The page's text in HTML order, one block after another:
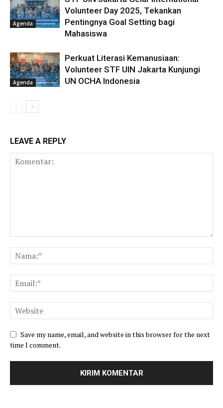
Agenda
Volunteer Day 2025, Tekankan
Pentingnya Goal Setting bagi
Mahasiswa
Agenda
Perkuat Literasi Kemanusiaan:
Volunteer STF UIN Jakarta Kunjungi
UN OCHA Indonesia
LEAVE A REPLY
Save my name, email, and website in this browser for the next
time I comment.